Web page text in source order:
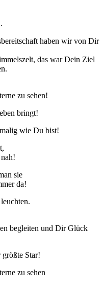
haben wir von Dir
das war Dein Ziel
zu sehen!
bringt!
wie Du bist!
sie
da!
begleiten und Dir Glück
Star!
zu sehen